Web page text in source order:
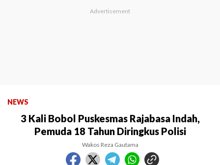
NEWS
3 Kali Bobol Puskesmas Rajabasa Indah,
Pemuda 18 Tahun Diringkus Polisi
Wakos Reza Gautama